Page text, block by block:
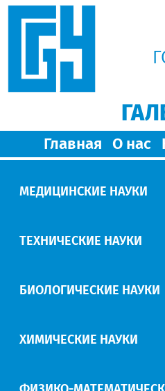
Главная О нас
МЕДИЦИНСКИЕ НАУКИ
ТЕХНИЧЕСКИЕ НАУКИ
БИОЛОГИЧЕСКИЕ НАУКИ
ХИМИЧЕСКИЕ НАУКИ